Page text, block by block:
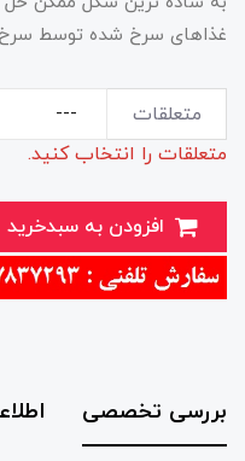
غذاهای سرخ شده توسط سرخ
متعلقات
متعلقات را انتخاب کنید.
بررسی تخصصی